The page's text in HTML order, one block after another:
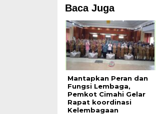
Baca Juga
Mantapkan Peran dan
Fungsi Lembaga,
Pemkot Cimahi Gelar
Rapat koordinasi
Kelembagaan